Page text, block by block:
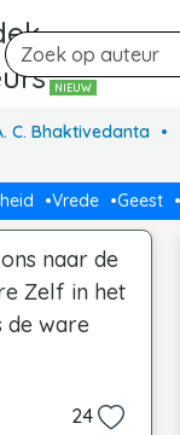
NIEUW
C. Bhaktivedanta
Vrede Geest
naar de
Zelf in het
de ware
24